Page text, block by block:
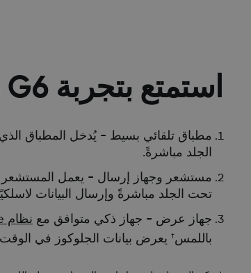
استمتع بتجربة Dexcom G6 الجديد
مطباق تلقائي بسيط - يُدخل المطباق
الجلد مباشرةً.
مستشعر وجهاز إرسال - يعمل
تحت الجلد مباشرةً وإرسال البيانات
جهاز عرض - جهاز ذكي متوافق مع نظام Apple أو Android
باللمس† يعرض بيانات الجلوكوز في